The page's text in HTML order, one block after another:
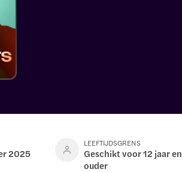
2025
LEEFTIJDSGRENS
Geschikt voor 12 jaar en
ouder